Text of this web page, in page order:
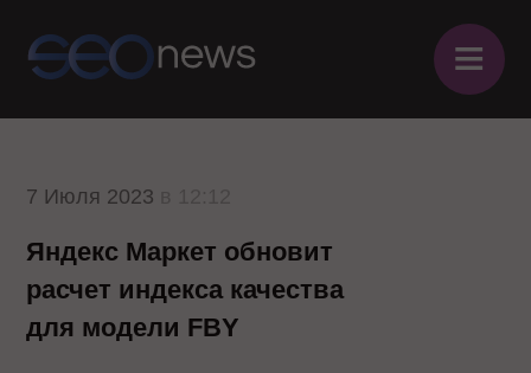
≡
7 Июля 2023
Яндекс Маркет обновит
расчет индекса качества
для модели FBY